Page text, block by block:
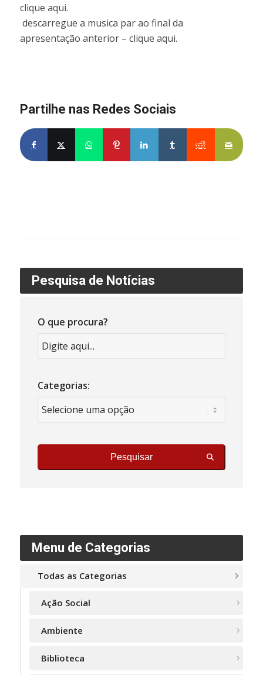
clique aqui.
descarregue a musica par ao final da
apresentação anterior – clique aqui.
Partilhe nas Redes Sociais
Partilhe no Facebook
Partilhe no X
Share on WhatsApp
Partilhe no Pinterest
Partilhe no LinkedIn
Partilhe no Tumblr
Partilhe no
Pesquisa de Notícias
O que procura?
Categorias:
Pesquisar
Menu de Categorias
Todas as Categorias
Ação Social
Ambiente
Biblioteca